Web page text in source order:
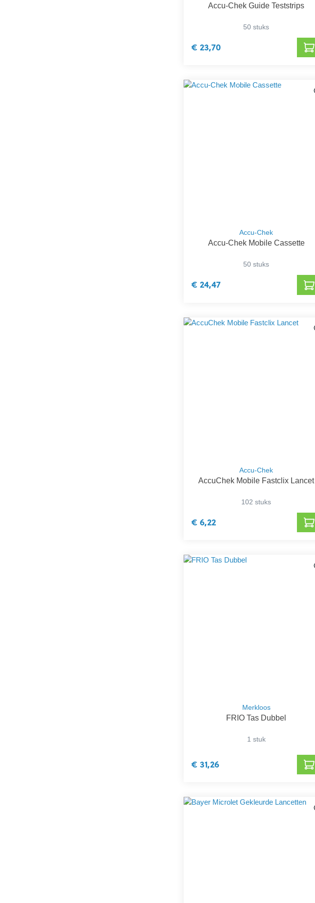
Accu-Chek Guide Teststrips
50 stuks
€ 23,70
Accu-Chek
Accu-Chek Mobile Cassette
50 stuks
€ 24,47
Accu-Chek
AccuChek Mobile Fastclix Lancet
102 stuks
€ 6,22
Merkloos
FRIO Tas Dubbel
1 stuk
€ 31,26